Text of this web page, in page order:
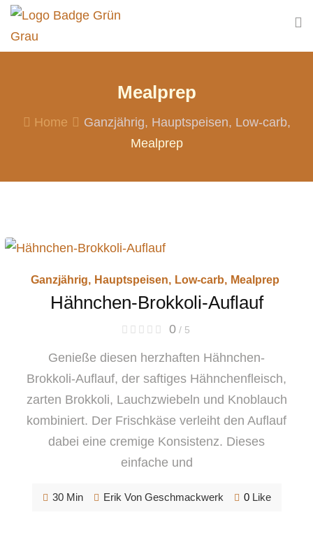
Skip
content
Mealprep
Home Ganzjährig Hauptspeisen Low-carb
Mealprep
Ganzjährig, Hauptspeisen, Low-carb, Mealprep
Hähnchen-Brokkoli-Auflauf
0/ 5
Genieße diesen herzhaften Hähnchen-
Brokkoli-Auflauf, der saftiges Hähnchenfleisch,
zarten Brokkoli, Lauchzwiebeln und Knoblauch
kombiniert. Der Frischkäse verleiht den Auflauf
dabei eine cremige Konsistenz. Dieses
einfache und
30 Min Erik Von Geschmackwerk 0Like